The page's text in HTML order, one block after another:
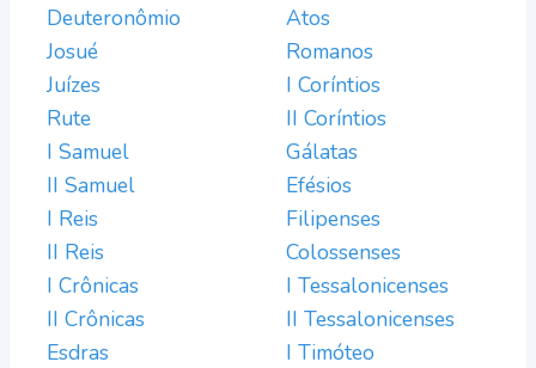
Deuteronômio
Josué
Juízes
Rute
I Samuel
II Samuel
I Reis
II Reis
I Crônicas
II Crônicas
Esdras
Atos
Romanos
I Coríntios
II Coríntios
Gálatas
Efésios
Filipenses
Colossenses
I Tessalonicenses
II Tessalonicenses
I Timóteo